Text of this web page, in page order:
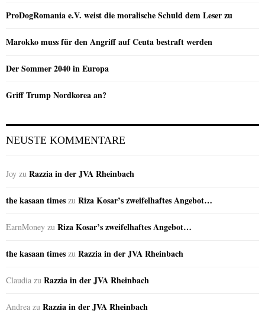
ProDogRomania e.V. weist die moralische Schuld dem Leser zu
Marokko muss für den Angriff auf Ceuta bestraft werden
Der Sommer 2040 in Europa
Griff Trump Nordkorea an?
NEUSTE KOMMENTARE
Joy zu Razzia in der JVA Rheinbach
the kasaan times zu Riza Kosar’s zweifelhaftes Angebot…
EarnMoney zu Riza Kosar’s zweifelhaftes Angebot…
the kasaan times zu Razzia in der JVA Rheinbach
Claudia zu Razzia in der JVA Rheinbach
Andrea zu Razzia in der JVA Rheinbach